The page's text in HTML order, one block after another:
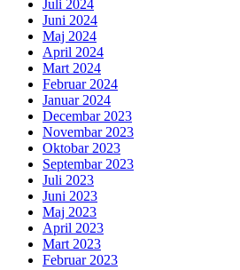
Juli 2024
Juni 2024
Maj 2024
April 2024
Mart 2024
Februar 2024
Januar 2024
Decembar 2023
Novembar 2023
Oktobar 2023
Septembar 2023
Juli 2023
Juni 2023
Maj 2023
April 2023
Mart 2023
Februar 2023